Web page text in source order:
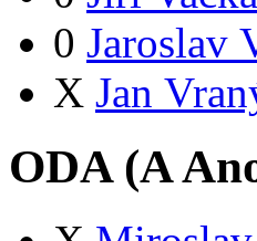
0 Jaroslav
X Jan
ODA (A